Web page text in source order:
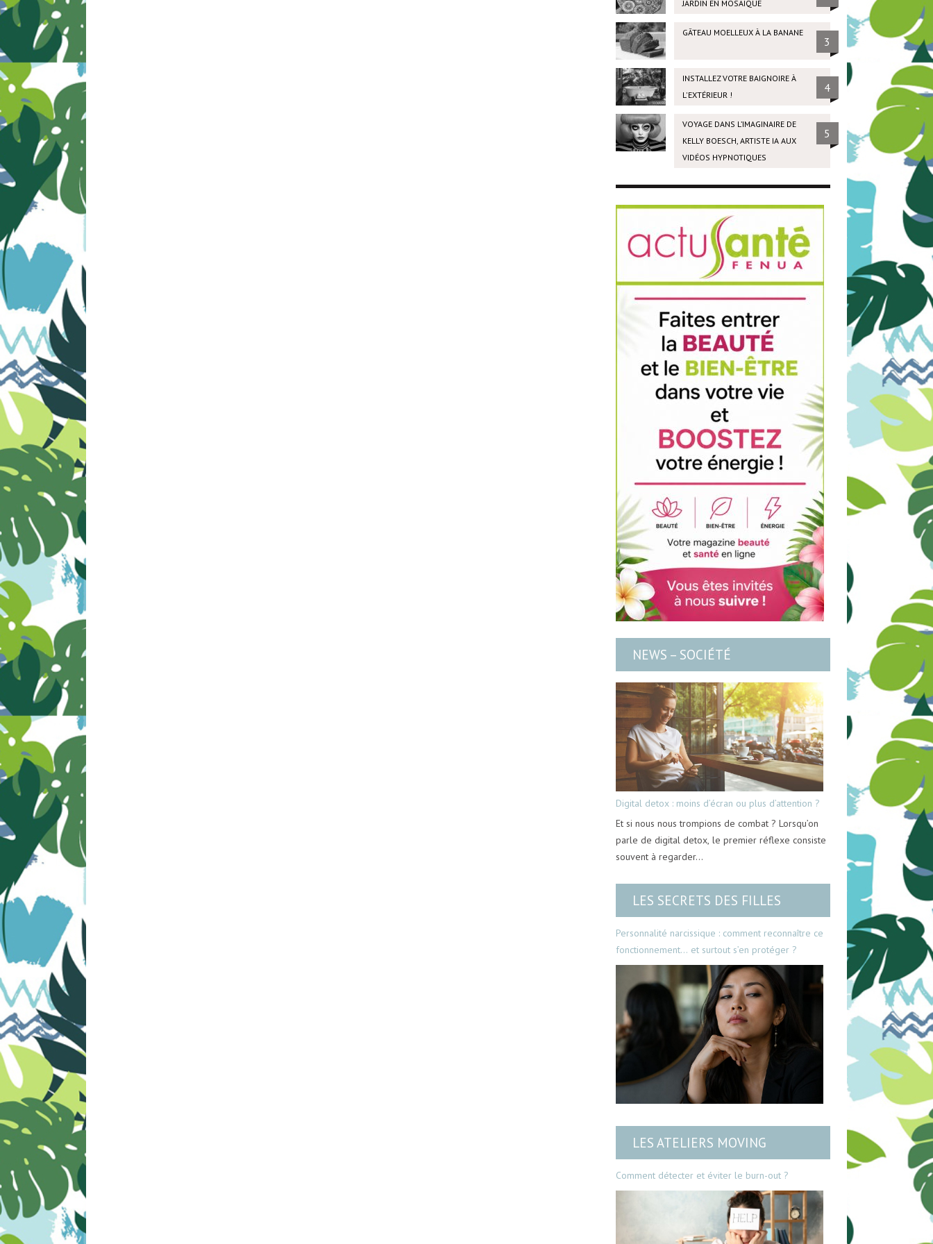
JARDIN EN MOSAÏQUE
GÂTEAU MOELLEUX À LA BANANE
3
INSTALLEZ VOTRE BAIGNOIRE À
L'EXTÉRIEUR !
4
VOYAGE DANS L’IMAGINAIRE DE
KELLY BOESCH, ARTISTE IA AUX
VIDÉOS HYPNOTIQUES
5
NEWS – SOCIÉTÉ
Digital detox : moins d’écran ou plus d’attention ?
Et si nous nous trompions de combat ? Lorsqu’on
parle de digital detox, le premier réflexe consiste
souvent à regarder…
LES SECRETS DES FILLES
Personnalité narcissique : comment reconnaître ce
fonctionnement… et surtout s’en protéger ?
LES ATELIERS MOVING
Comment détecter et éviter le burn-out ?